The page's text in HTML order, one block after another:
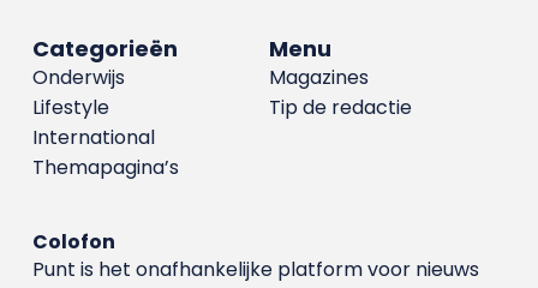
Menu
Magazines
Tip de redactie
Categorieën
Onderwijs
Lifestyle
International
Themapagina’s
Colofon
Punt is het onafhankelijke platform voor nieuws